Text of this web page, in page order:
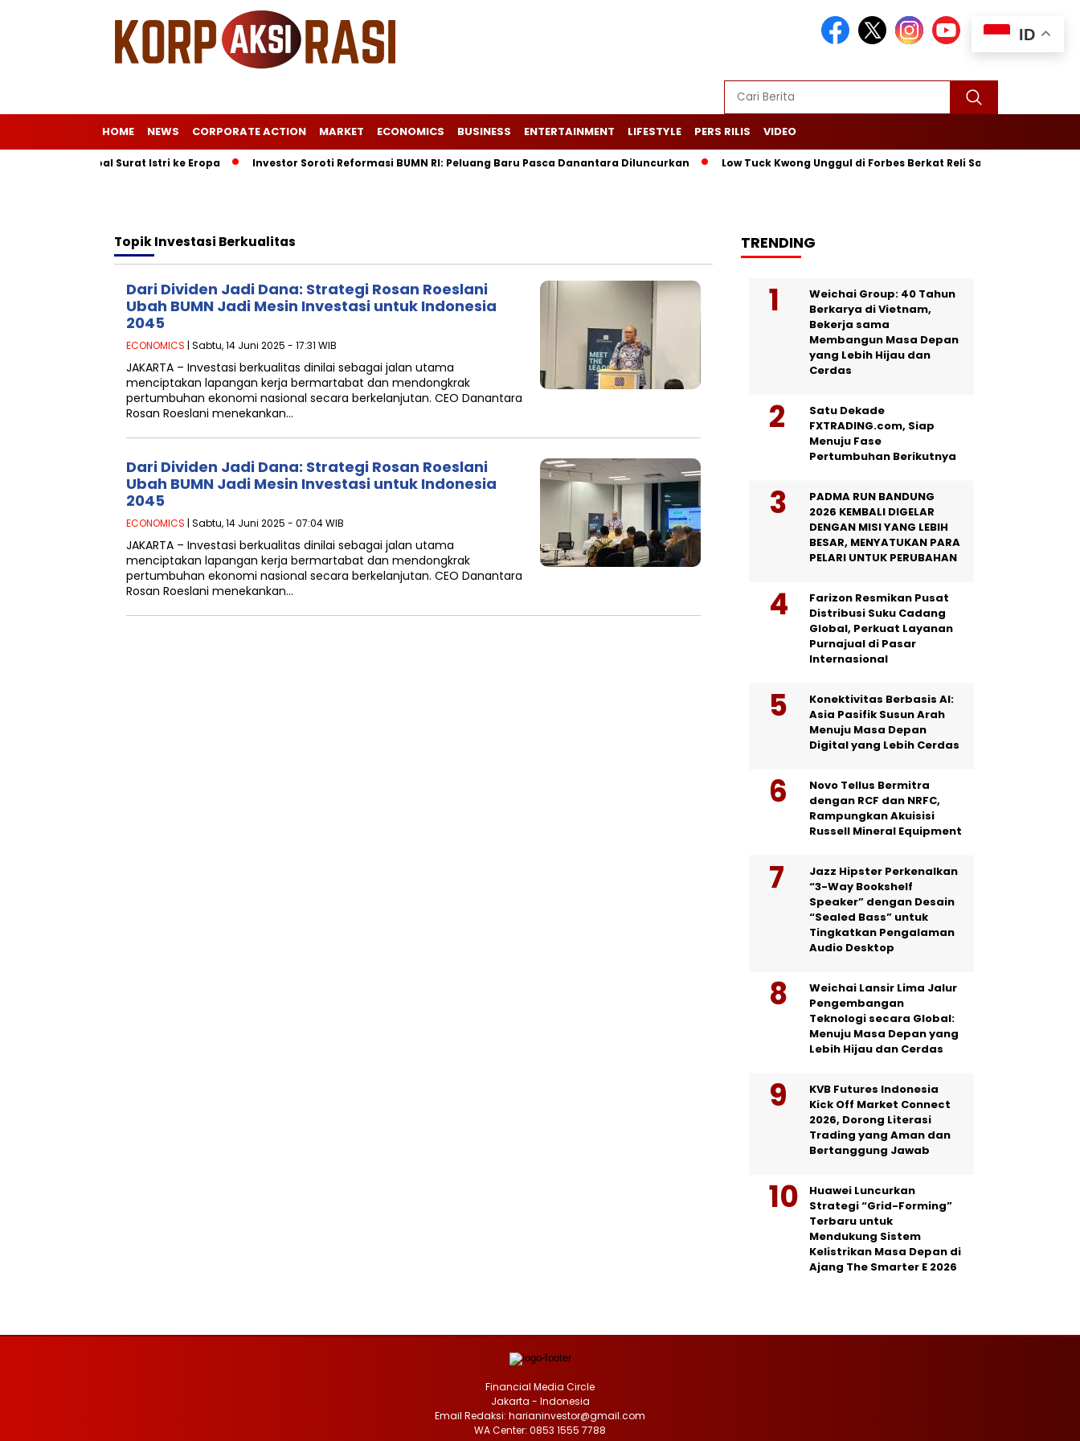
HOME NEWS CORPORATE ACTION MARKET ECONOMICS BUSINESS ENTERTAINMENT LIFESTYLE PERS RILIS VIDEO
KPK soal Surat Istri ke Eropa Investor Soroti Reformasi BUMN RI: Peluang Baru Pasca Danantara Diluncurkan Low Tuck Kwong Unggul di Forbes Berkat Reli Saham dan Ekspor
TopikInvestasi Berkualitas
Dari Dividen Jadi Dana: Strategi Rosan Roeslani
Ubah BUMN Jadi Mesin Investasi untuk Indonesia
2045
ECONOMICS | Sabtu, 14 Juni 2025 - 17:31 WIB
JAKARTA – Investasi berkualitas dinilai sebagai jalan utama
menciptakan lapangan kerja bermartabat dan mendongkrak
pertumbuhan ekonomi nasional secara berkelanjutan. CEO Danantara
Rosan Roeslani menekankan…
Dari Dividen Jadi Dana: Strategi Rosan Roeslani
Ubah BUMN Jadi Mesin Investasi untuk Indonesia
2045
ECONOMICS | Sabtu, 14 Juni 2025 - 07:04 WIB
JAKARTA – Investasi berkualitas dinilai sebagai jalan utama
menciptakan lapangan kerja bermartabat dan mendongkrak
pertumbuhan ekonomi nasional secara berkelanjutan. CEO Danantara
Rosan Roeslani menekankan…
TRENDING
Weichai Group: 40 Tahun
Berkarya di Vietnam,
Bekerja sama
Membangun Masa Depan
yang Lebih Hijau dan
Cerdas
Satu Dekade
FXTRADING.com, Siap
Menuju Fase
Pertumbuhan Berikutnya
PADMA RUN BANDUNG
2026 KEMBALI DIGELAR
DENGAN MISI YANG LEBIH
BESAR, MENYATUKAN PARA
PELARI UNTUK PERUBAHAN
Farizon Resmikan Pusat
Distribusi Suku Cadang
Global, Perkuat Layanan
Purnajual di Pasar
Internasional
Konektivitas Berbasis AI:
Asia Pasifik Susun Arah
Menuju Masa Depan
Digital yang Lebih Cerdas
Novo Tellus Bermitra
dengan RCF dan NRFC,
Rampungkan Akuisisi
Russell Mineral Equipment
Jazz Hipster Perkenalkan
“3-Way Bookshelf
Speaker” dengan Desain
“Sealed Bass” untuk
Tingkatkan Pengalaman
Audio Desktop
Weichai Lansir Lima Jalur
Pengembangan
Teknologi secara Global:
Menuju Masa Depan yang
Lebih Hijau dan Cerdas
KVB Futures Indonesia
Kick Off Market Connect
2026, Dorong Literasi
Trading yang Aman dan
Bertanggung Jawab
Huawei Luncurkan
Strategi “Grid-Forming”
Terbaru untuk
Mendukung Sistem
Kelistrikan Masa Depan di
Ajang The Smarter E 2026
ID
Financial Media Circle
Jakarta - Indonesia
Email Redaksi: harianinvestor@gmail.com
WA Center: 0853 1555 7788